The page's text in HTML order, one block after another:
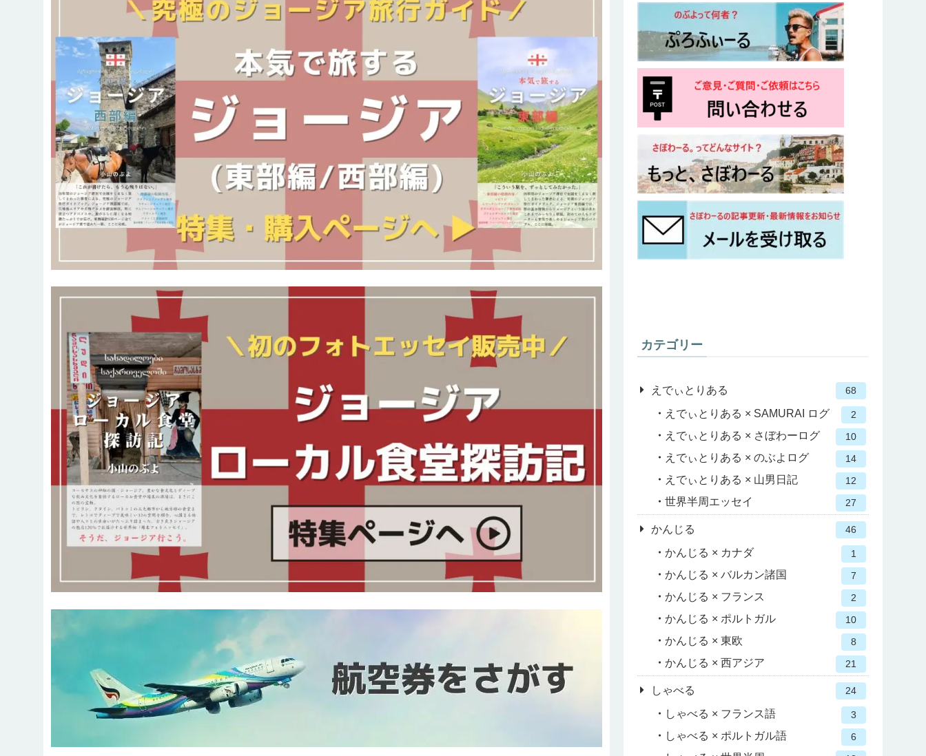
カテゴリー
えでぃとりある 68
えでぃとりある × SAMURAI ログ 2
えでぃとりある × さぼわーログ 10
えでぃとりある × のぶよログ 14
えでぃとりある × 山男日記 12
世界半周エッセイ 27
かんじる 46
かんじる × カナダ 1
かんじる × バルカン諸国 7
かんじる × フランス 2
かんじる × ポルトガル 10
かんじる × 東欧 8
かんじる × 西アジア 21
しゃべる 24
しゃべる × フランス語 3
しゃべる × ポルトガル語 6